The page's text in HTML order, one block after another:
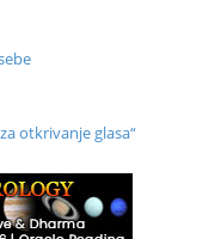
otkrivanje glasa“
Online – otvoreno za